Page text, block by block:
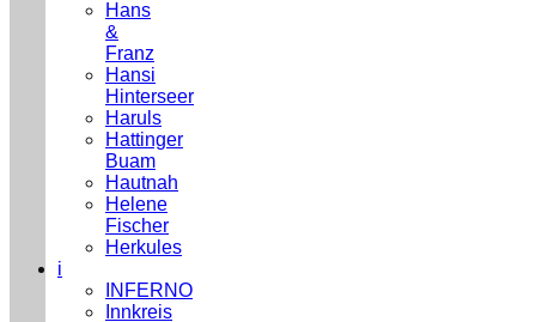
Hans
&
Franz
Hansi
Hinterseer
Haruls
Hattinger
Buam
Hautnah
Helene
Fischer
Herkules
i
INFERNO
Innkreis